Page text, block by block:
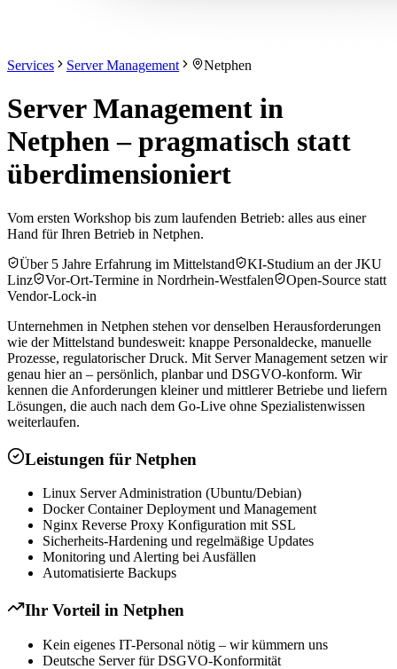
Services Server Management Netphen
Server Management in
Netphen – pragmatisch statt
überdimensioniert
Vom ersten Workshop bis zum laufenden Betrieb: alles aus einer
Hand für Ihren Betrieb in Netphen.
Über 5 Jahre Erfahrung im Mittelstand
KI-Studium an der JKU
Linz
Vor-Ort-Termine in Nordrhein-Westfalen
Open-Source statt
Vendor-Lock-in
Unternehmen in Netphen stehen vor denselben Herausforderungen
wie der Mittelstand bundesweit: knappe Personaldecke, manuelle
Prozesse, regulatorischer Druck. Mit Server Management setzen wir
genau hier an – persönlich, planbar und DSGVO-konform. Wir
kennen die Anforderungen kleiner und mittlerer Betriebe und liefern
Lösungen, die auch nach dem Go-Live ohne Spezialistenwissen
weiterlaufen.
Leistungen für Netphen
Linux Server Administration (Ubuntu/Debian)
Docker Container Deployment und Management
Nginx Reverse Proxy Konfiguration mit SSL
Sicherheits-Hardening und regelmäßige Updates
Monitoring und Alerting bei Ausfällen
Automatisierte Backups
Ihr Vorteil in Netphen
Kein eigenes IT-Personal nötig – wir kümmern uns
Deutsche Server für DSGVO-Konformität